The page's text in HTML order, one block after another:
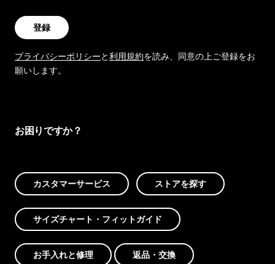
登録
プライバシーポリシーと利用規約を読み、同意の上ご登録をお
願いします。
お困りですか？
カスタマーサービス ストアを探す
サイズチャート・フィットガイド
お手入れと修理 返品・交換